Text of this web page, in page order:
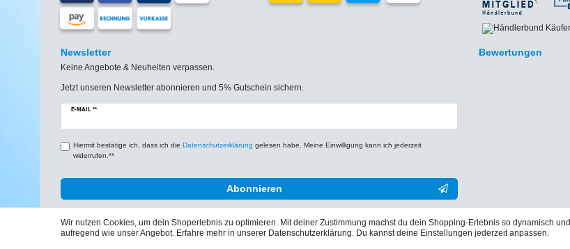
Newsletter
Keine Angebote & Neuheiten verpassen.
Jetzt unseren Newsletter abonnieren und 5% Gutschein sichern.
E-MAIL **
Newsletter
Hiermit bestätige ich, dass ich die Daten­schutz­erklärung gelesen habe. Meine Einwilligung kann ich jederzeit
widerrufen.**
Abonnieren
** Hierbei handelt es sich um ein Pflichtfeld.
Bewertungen
Wir nutzen Cookies, um dein Shoperlebnis zu optimieren. Mit deiner Zustimmung machst du dein Shopping-Erlebnis so dynamisch und
aufregend wie unser Angebot. Erfahre mehr in unserer Datenschutzerklärung. Du kannst deine Einstellungen jederzeit anpassen.